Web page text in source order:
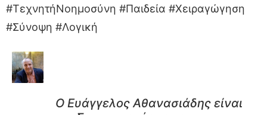
#ΤεχνητήΝοημοσύνη #Παιδεία #Χειραγώγηση
#Σύνοψη #Λογική
Ο Ευάγγελος Αθανασιάδης είναι